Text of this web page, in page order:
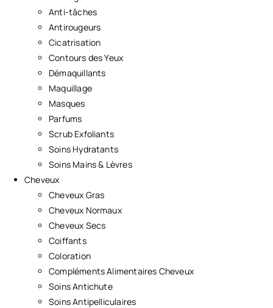
Anti-tâches
Antirougeurs
Cicatrisation
Contours des Yeux
Démaquillants
Maquillage
Masques
Parfums
Scrub Exfoliants
Soins Hydratants
Soins Mains & Lèvres
Cheveux
Cheveux Gras
Cheveux Normaux
Cheveux Secs
Coiffants
Coloration
Compléments Alimentaires Cheveux
Soins Antichute
Soins Antipelliculaires